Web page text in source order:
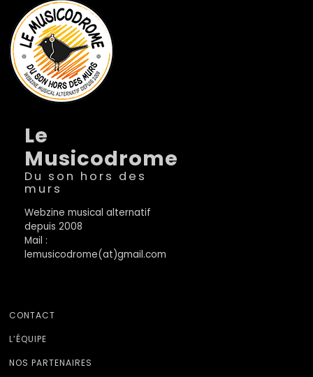
Le
Musicodrome
Du son hors des
murs
Webzine musical alternatif
depuis 2008
Mail :
lemusicodrome(at)gmail.com
CONTACT
L’ÉQUIPE
NOS PARTENAIRES